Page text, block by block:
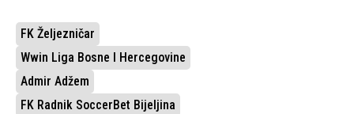
FK Željezničar
Wwin Liga Bosne I Hercegovine
Admir Adžem
FK Radnik SoccerBet Bijeljina